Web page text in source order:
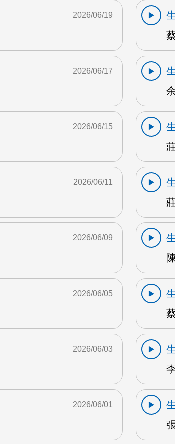
2026/06/19
2026/06/17
2026/06/15
2026/06/11
2026/06/09
2026/06/05
2026/06/03
2026/06/01